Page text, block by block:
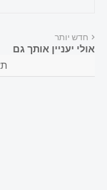
חדש יותר
אולי יעניין אותך גם